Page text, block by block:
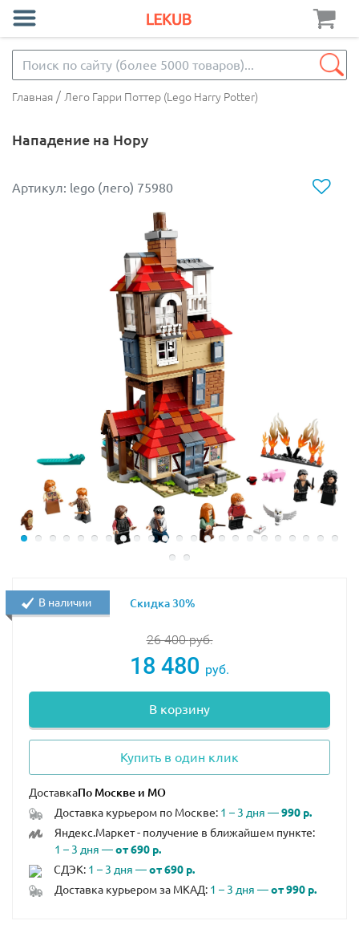
Главная / Лего Гарри Поттер (Lego Harry Potter)
Нападение на Нору
Артикул: lego (лего) 75980
26 400руб.
18 480 руб.
В корзину
Купить в один клик
Доставка
Доставка курьером по Москве: 1 – 3 дня —990 р.
Яндекс.Маркет - получение в ближайшем пункте:
1 – 3 дня —от 690 р.
СДЭК: 1 – 3 дня —от 690 р.
Доставка курьером за МКАД: 1 – 3 дня —от 990 р.
В наличии Скидка 30%